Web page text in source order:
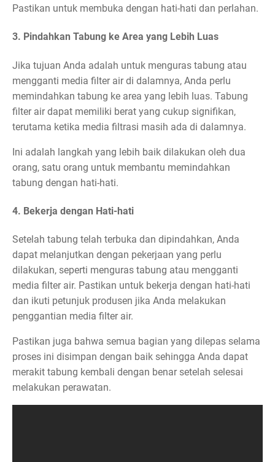
Pastikan untuk membuka dengan hati-hati dan perlahan.
3. Pindahkan Tabung ke Area yang Lebih Luas
Jika tujuan Anda adalah untuk menguras tabung atau
mengganti media filter air di dalamnya, Anda perlu
memindahkan tabung ke area yang lebih luas. Tabung
filter air dapat memiliki berat yang cukup signifikan,
terutama ketika media filtrasi masih ada di dalamnya.
Ini adalah langkah yang lebih baik dilakukan oleh dua
orang, satu orang untuk membantu memindahkan
tabung dengan hati-hati.
4. Bekerja dengan Hati-hati
Setelah tabung telah terbuka dan dipindahkan, Anda
dapat melanjutkan dengan pekerjaan yang perlu
dilakukan, seperti menguras tabung atau mengganti
media filter air. Pastikan untuk bekerja dengan hati-hati
dan ikuti petunjuk produsen jika Anda melakukan
penggantian media filter air.
Pastikan juga bahwa semua bagian yang dilepas selama
proses ini disimpan dengan baik sehingga Anda dapat
merakit tabung kembali dengan benar setelah selesai
melakukan perawatan.